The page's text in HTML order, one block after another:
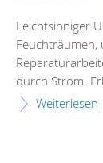
Leichtsinniger
Feuchträumen,
durch Strom.
Weiterlesen